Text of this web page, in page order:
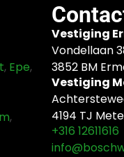
, Epe,
,
Vestiging
Vondellaan
3852 BM
Vestiging
4194 TJ
+316 12611616